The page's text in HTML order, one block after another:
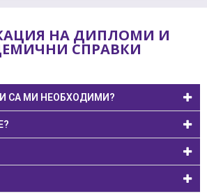
НА ДИПЛОМИ И
СПРАВКИ
СА МИ НЕОБХОДИМИ?